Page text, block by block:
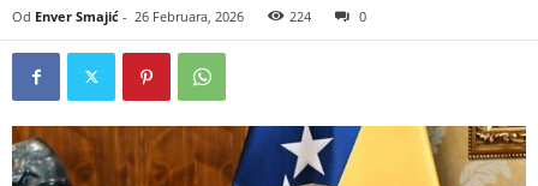
Od Enver Smajić - 26 Februara, 2026 224 0